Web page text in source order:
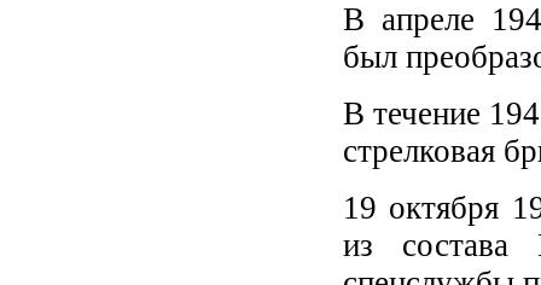
В апреле
был
В течение
стрелковая
19 октября
из